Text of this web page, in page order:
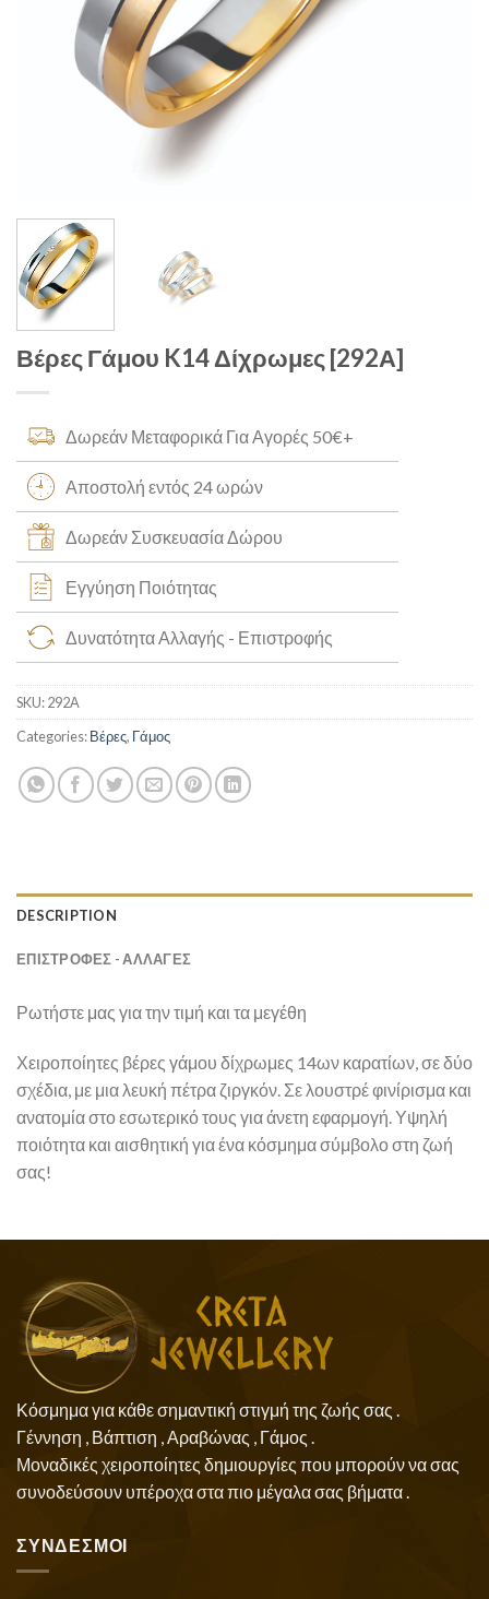
Βέρες Γάμου K14 Δίχρωμες [292Α]
Δωρεάν Μεταφορικά Για Αγορές 50€+
Αποστολή εντός 24 ωρών
Δωρεάν Συσκευασία Δώρου
Εγγύηση Ποιότητας
Δυνατότητα Αλλαγής - Επιστροφής
SKU:292Α
Categories:Βέρες, Γάμος
DESCRIPTION
ΕΠΙΣΤΡΟΦΕΣ - ΑΛΛΑΓΕΣ
Ρωτήστε μας για την τιμή και τα μεγέθη
Χειροποίητες βέρες γάμου δίχρωμες 14ων καρατίων, σε δύο
σχέδια, με μια λευκή πέτρα ζιργκόν. Σε λουστρέ φινίρισμα και
ανατομία στο εσωτερικό τους για άνετη εφαρμογή. Υψηλή
ποιότητα και αισθητική για ένα κόσμημα σύμβολο στη ζωή
σας!
Κόσμημα για κάθε σημαντική στιγμή της ζωής σας .
Γέννηση , Βάπτιση , Αραβώνας , Γάμος .
Μοναδικές χειροποίητες δημιουργίες που μπορούν να σας
συνοδεύσουν υπέροχα στα πιο μέγαλα σας βήματα .
ΣΥΝΔΕΣΜΟΙ